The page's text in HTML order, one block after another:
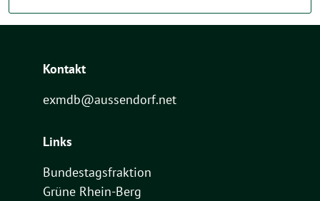
Kontakt
exmdb@aussendorf.net
Links
Bundestagsfraktion
Grüne Rhein-Berg